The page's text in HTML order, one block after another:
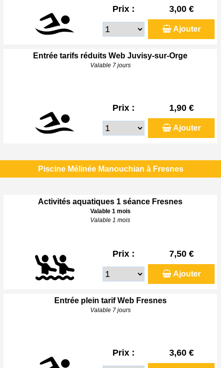
Prix : 3,00 €
Ajouter
Entrée tarifs réduits Web Juvisy-sur-Orge
Valable 7 jours
Prix : 1,90 €
Ajouter
Piscine Mélinée Manouchian à Fresnes
Activités aquatiques 1 séance Fresnes
Valable 1 mois
Valable 1 mois
Prix : 7,50 €
Ajouter
Entrée plein tarif Web Fresnes
Valable 7 jours
Prix : 3,60 €